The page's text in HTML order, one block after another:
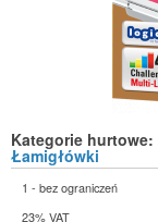
Kategorie hurtowe:
Łamigłówki
1 - bez ograniczeń
23% VAT